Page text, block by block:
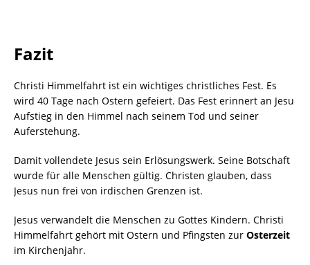
Fazit
Christi Himmelfahrt ist ein wichtiges christliches Fest. Es
wird 40 Tage nach Ostern gefeiert. Das Fest erinnert an Jesu
Aufstieg in den Himmel nach seinem Tod und seiner
Auferstehung.
Damit vollendete Jesus sein Erlösungswerk. Seine Botschaft
wurde für alle Menschen gültig. Christen glauben, dass
Jesus nun frei von irdischen Grenzen ist.
Jesus verwandelt die Menschen zu Gottes Kindern. Christi
Himmelfahrt gehört mit Ostern und Pfingsten zur Osterzeit
im Kirchenjahr.